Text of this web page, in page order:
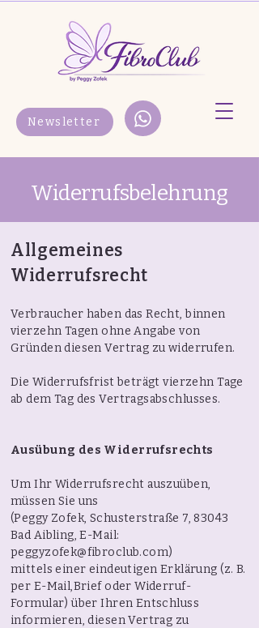
Newsletter
Widerrufsbelehrung
Allgemeines
Widerrufsrecht
Verbraucher haben das Recht, binnen
vierzehn Tagen ohne Angabe von
Gründen diesen Vertrag zu widerrufen.
Die Widerrufsfrist beträgt vierzehn Tage
ab dem Tag des Vertragsabschlusses.
Ausübung des Widerrufsrechts
Um Ihr Widerrufsrecht auszuüben,
müssen Sie uns
(Peggy Zofek, Schusterstraße 7, 83043
Bad Aibling, E-Mail:
peggyzofek@fibroclub.com)
mittels einer eindeutigen Erklärung (z. B.
per E-Mail,Brief oder Widerruf-
Formular) über Ihren Entschluss
informieren, diesen Vertrag zu